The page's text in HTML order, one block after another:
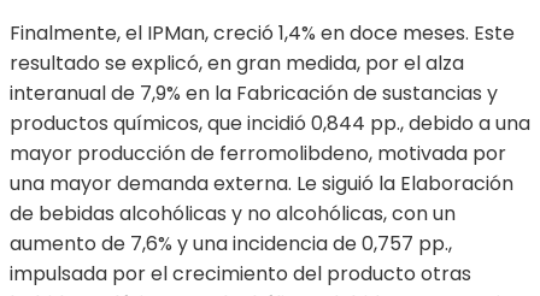
Finalmente, el IPMan, creció 1,4% en doce meses. Este
resultado se explicó, en gran medida, por el alza
interanual de 7,9% en la Fabricación de sustancias y
productos químicos, que incidió 0,844 pp., debido a una
mayor producción de ferromolibdeno, motivada por
una mayor demanda externa. Le siguió la Elaboración
de bebidas alcohólicas y no alcohólicas, con un
aumento de 7,6% y una incidencia de 0,757 pp.,
impulsada por el crecimiento del producto otras